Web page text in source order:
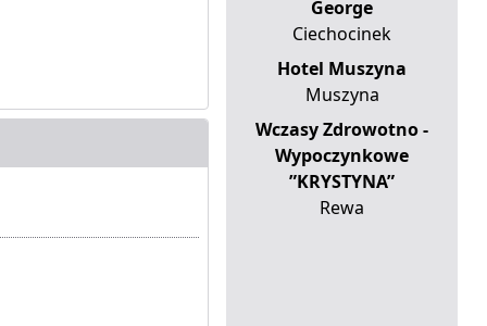
George
Ciechocinek
Hotel Muszyna
Muszyna
Wczasy Zdrowotno -
Wypoczynkowe
”KRYSTYNA”
Rewa